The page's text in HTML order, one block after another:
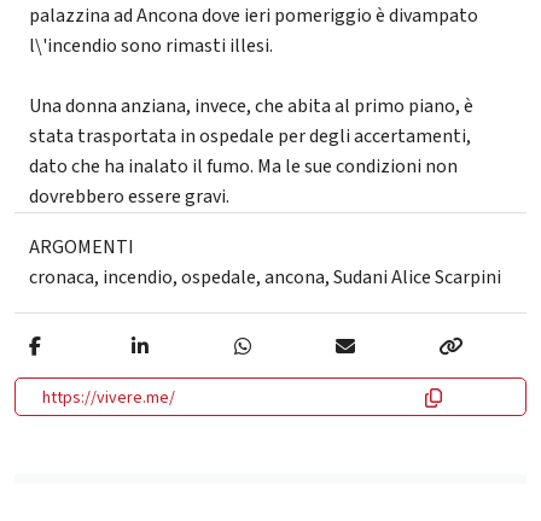
palazzina ad Ancona dove ieri pomeriggio è divampato
l\'incendio sono rimasti illesi.
Una donna anziana, invece, che abita al primo piano, è
stata trasportata in ospedale per degli accertamenti,
dato che ha inalato il fumo. Ma le sue condizioni non
dovrebbero essere gravi.
ARGOMENTI
cronaca, incendio,ospedale,ancona,Sudani Alice Scarpini
https://vivere.me/